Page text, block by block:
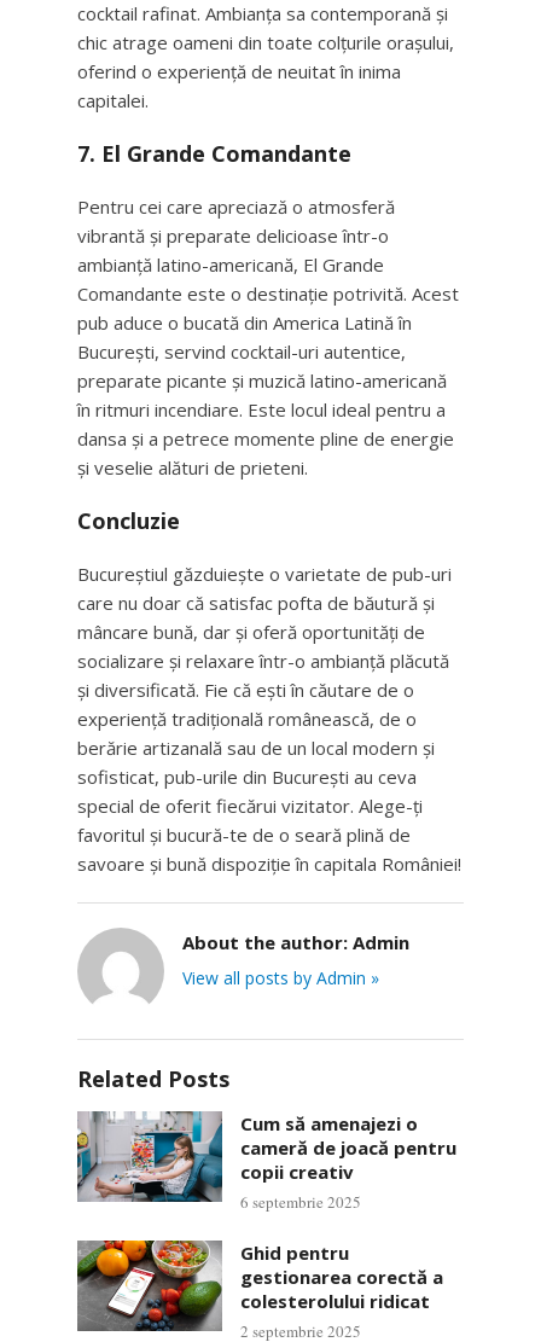
cocktail rafinat. Ambianța sa contemporană și
chic atrage oameni din toate colțurile orașului,
oferind o experiență de neuitat în inima
capitalei.
7. El Grande Comandante
Pentru cei care apreciază o atmosferă
vibrantă și preparate delicioase într-o
ambianță latino-americană, El Grande
Comandante este o destinație potrivită. Acest
pub aduce o bucată din America Latină în
București, servind cocktail-uri autentice,
preparate picante și muzică latino-americană
în ritmuri incendiare. Este locul ideal pentru a
dansa și a petrece momente pline de energie
și veselie alături de prieteni.
Concluzie
Bucureștiul găzduiește o varietate de pub-uri
care nu doar că satisfac pofta de băutură și
mâncare bună, dar și oferă oportunități de
socializare și relaxare într-o ambianță plăcută
și diversificată. Fie că ești în căutare de o
experiență tradițională românească, de o
berărie artizanală sau de un local modern și
sofisticat, pub-urile din București au ceva
special de oferit fiecărui vizitator. Alege-ți
favoritul și bucură-te de o seară plină de
savoare și bună dispoziție în capitala României!
About the author: Admin
View all posts by Admin »
Related Posts
Cum să amenajezi o
cameră de joacă pentru
copii creativ
6 septembrie 2025
Ghid pentru
gestionarea corectă a
colesterolului ridicat
2 septembrie 2025